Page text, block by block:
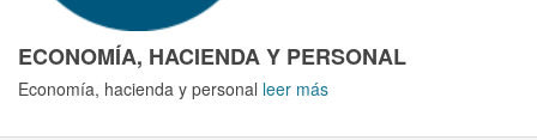
ECONOMÍA, HACIENDA Y PERSONAL
Economía, hacienda y personal leer más